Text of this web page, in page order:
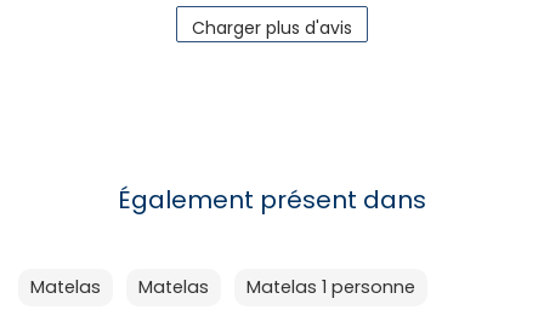
Charger plus d'avis
Également présent dans
Matelas Matelas
Matelas 1 personne